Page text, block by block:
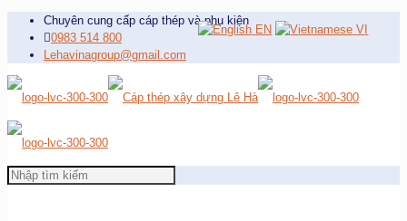
Chuyên cung cấp cáp thép và phụ kiện
0983 514 800
Lehavinagroup@gmail.com
EN VI